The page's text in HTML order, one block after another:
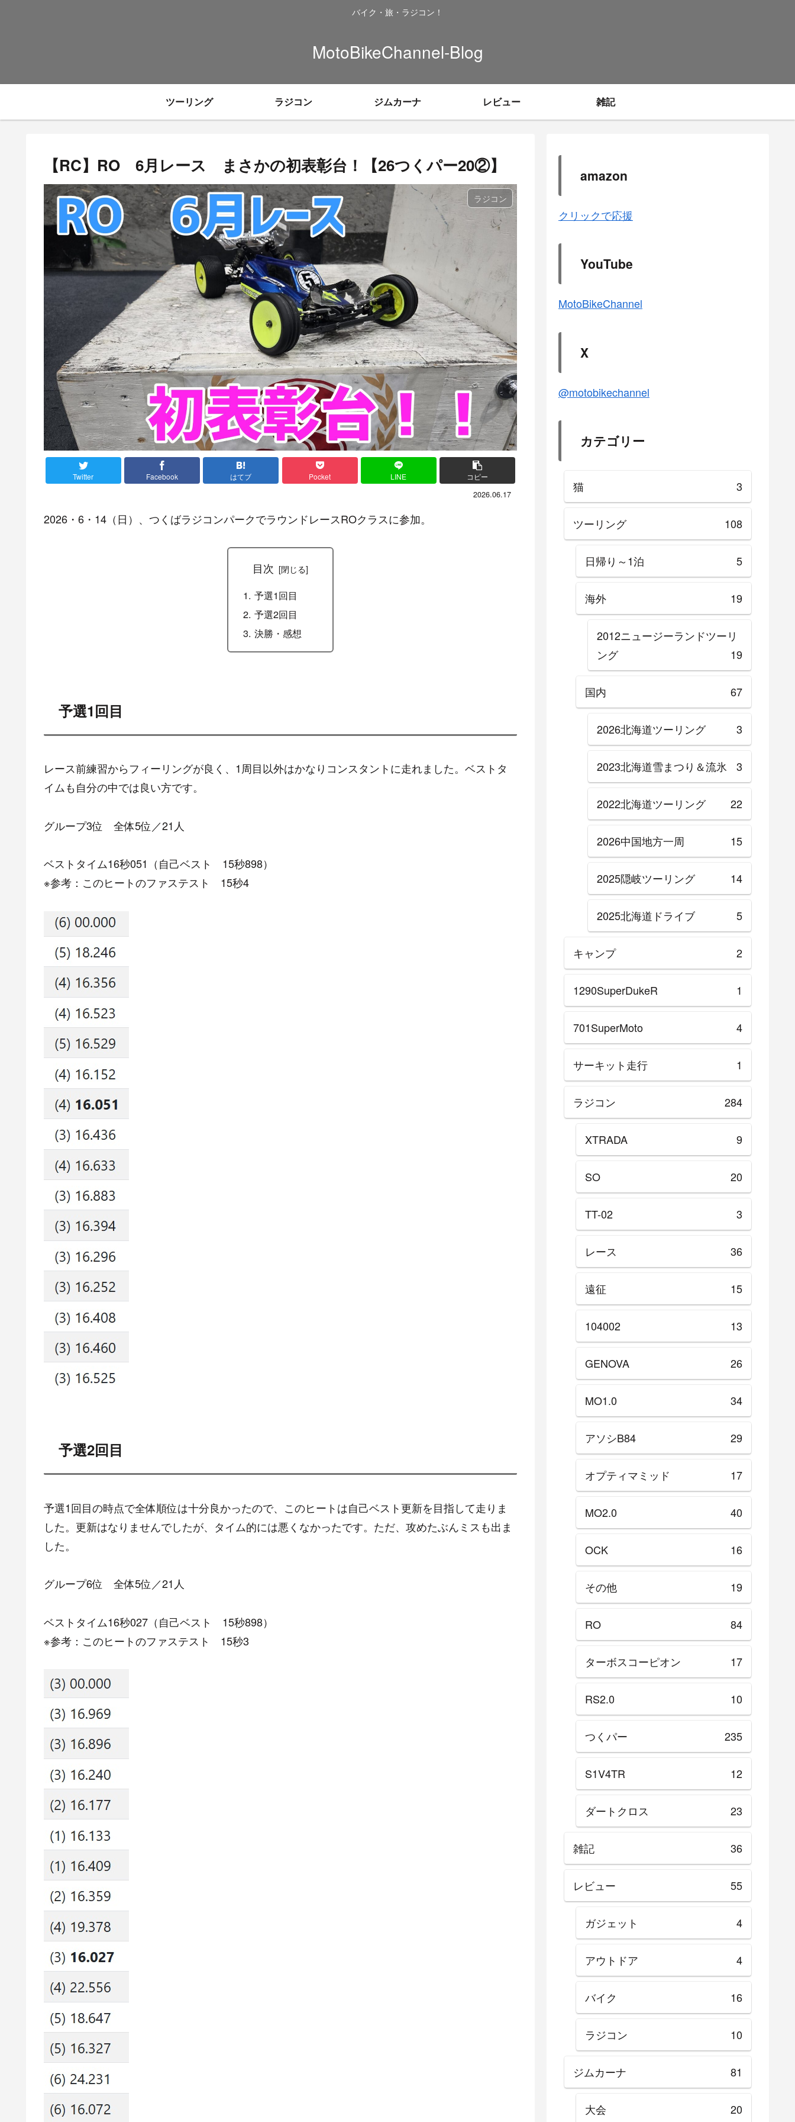
バイク・旅・ラジコン！
MotoBikeChannel-Blog
ツーリング ラジコン ジムカーナ レビュー 雑記
【RC】RO 6月レース まさかの初表彰台！【26つくパー20②】
ラジコン
Twitter Facebook はてブ Pocket LINE コピー
2026.06.17
2026・6・14（日）、つくばラジコンパークでラウンドレースROクラスに参加。
目次
予選1回目
予選2回目
決勝・感想
予選1回目
レース前練習からフィーリングが良く、1周目以外はかなりコンスタントに走れました。ベストタ
イムも自分の中では良い方です。
グループ3位 全体5位／21人
ベストタイム16秒051（自己ベスト 15秒898）
※参考：このヒートのファステスト 15秒4
予選2回目
予選1回目の時点で全体順位は十分良かったので、このヒートは自己ベスト更新を目指して走りま
した。更新はなりませんでしたが、タイム的には悪くなかったです。ただ、攻めたぶんミスも出ま
した。
グループ6位 全体5位／21人
ベストタイム16秒027（自己ベスト 15秒898）
※参考：このヒートのファステスト 15秒3
amazon
クリックで応援
YouTube
MotoBikeChannel
X
@motobikechannel
カテゴリー
猫 3
ツーリング 108
日帰り～1泊 5
海外 19
2012ニュージーランドツーリ
ング
19
国内 67
2026北海道ツーリング 3
2023北海道雪まつり＆流氷 3
2022北海道ツーリング 22
2026中国地方一周 15
2025隠岐ツーリング 14
2025北海道ドライブ 5
キャンプ 2
1290SuperDukeR 1
701SuperMoto 4
サーキット走行 1
ラジコン 284
XTRADA 9
SO 20
TT-02 3
レース 36
遠征 15
104002 13
GENOVA 26
MO1.0 34
アソシB84 29
オプティマミッド 17
MO2.0 40
OCK 16
その他 19
RO 84
ターボスコーピオン 17
RS2.0 10
つくパー 235
S1V4TR 12
ダートクロス 23
雑記 36
レビュー 55
ガジェット 4
アウトドア 4
バイク 16
ラジコン 10
ジムカーナ 81
大会 20